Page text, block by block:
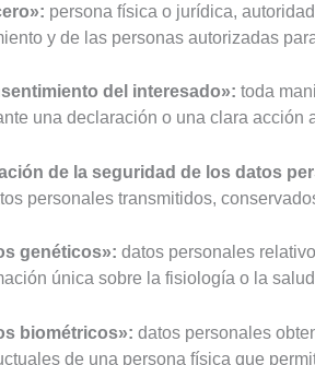
persona física o jurídica,
y de las personas autorizadas
del interesado»: toda
una declaración o una clara acción
de la seguridad de los datos
personales transmitidos,
genéticos»: datos personales
única sobre la fisiología o la
biométricos»: datos personales
de una persona física que